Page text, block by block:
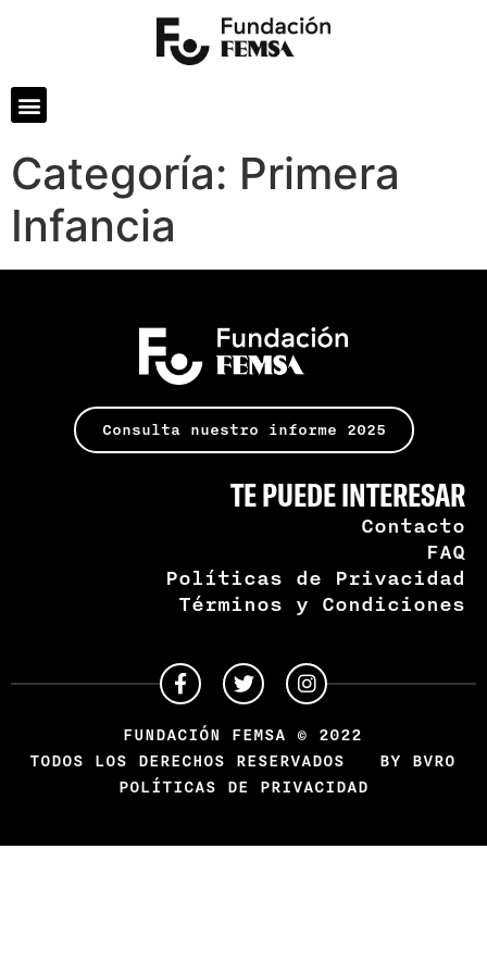
Categoría: Primera
Infancia
Consulta nuestro informe 2025
TE PUEDE INTERESAR
Contacto
FAQ
Políticas de Privacidad
Términos y Condiciones
FUNDACIÓN FEMSA © 2022
TODOS LOS DERECHOS RESERVADOS
BY BVRO
POLÍTICAS DE PRIVACIDAD